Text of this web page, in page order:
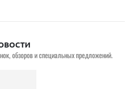
обзоров и специальных предложений.